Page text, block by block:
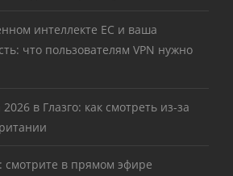
интеллекте ЕС и ваша
что пользователям VPN нужно
в Глазго: как смотреть из-за
смотрите в прямом эфире